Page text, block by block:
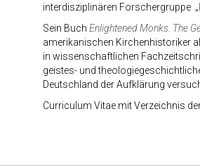
interdisziplinären Forschergruppe „
Sein Buch Enlightened Monks. The
amerikanischen Kirchenhistoriker
in wissenschaftlichen
geistes- und
Deutschland der Aufklärung
Curriculum Vitae mit Verzeichnis